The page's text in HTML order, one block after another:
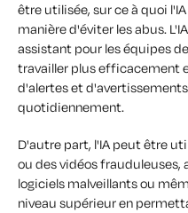
être utilisée, sur ce à quoi
manière d'éviter les abus.
assistant pour les équipes
travailler plus efficacement
d'alertes et
quotidiennement.
D'autre part, l'IA peut être
ou des vidéos frauduleuses,
logiciels malveillants ou
niveau supérieur en